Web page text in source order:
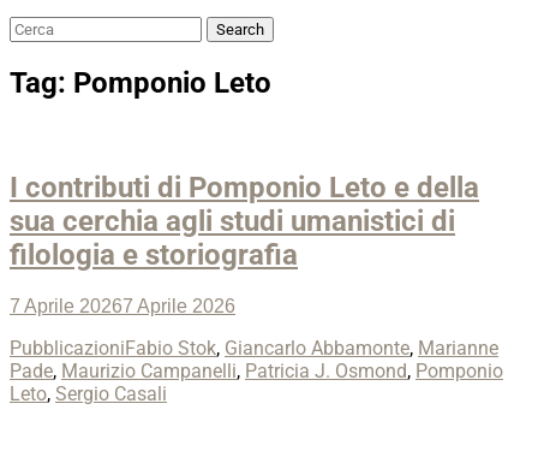
Search
Search
Tag: Pomponio Leto
I contributi di Pomponio Leto e della
sua cerchia agli studi umanistici di
filologia e storiografia
Posted
7 Aprile 20267 Aprile 2026
Categories
PubblicazioniTags
Fabio Stok, Giancarlo Abbamonte, Marianne
Pade, Maurizio Campanelli, Patricia J. Osmond, Pomponio
Leto, Sergio Casali